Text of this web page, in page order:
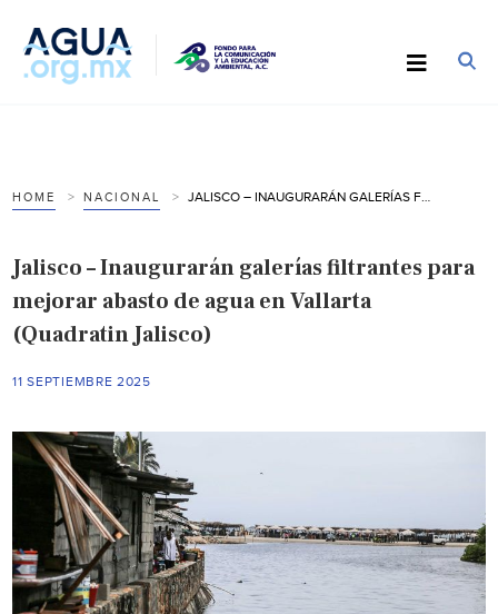
HOME NACIONAL
Jalisco – Inaugurarán galerías filtrantes para
mejorar abasto de agua en Vallarta
(Quadratin Jalisco)
11 SEPTIEMBRE 2025